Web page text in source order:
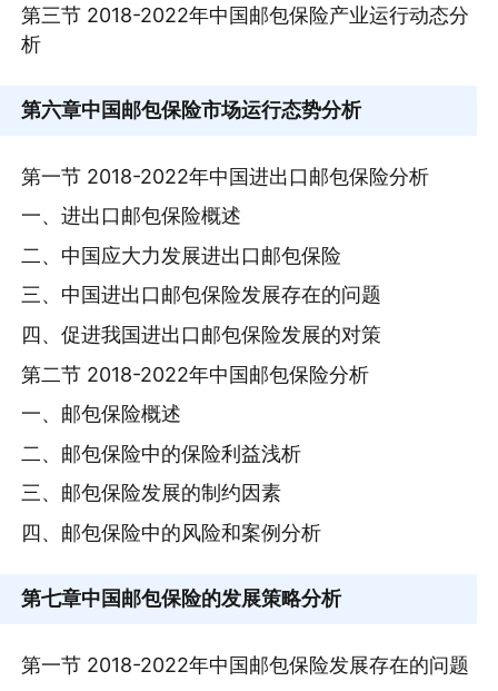
第三节 2018-2022年中国邮包保险产业运行动态分
析
第六章中国邮包保险市场运行态势分析
第一节 2018-2022年中国进出口邮包保险分析
一、进出口邮包保险概述
二、中国应大力发展进出口邮包保险
三、中国进出口邮包保险发展存在的问题
四、促进我国进出口邮包保险发展的对策
第二节 2018-2022年中国邮包保险分析
一、邮包保险概述
二、邮包保险中的保险利益浅析
三、邮包保险发展的制约因素
四、邮包保险中的风险和案例分析
第七章中国邮包保险的发展策略分析
第一节 2018-2022年中国邮包保险发展存在的问题